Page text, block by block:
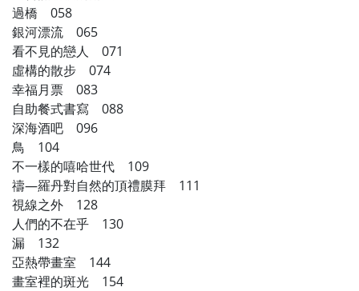
過橋 058
銀河漂流 065
看不見的戀人 071
虛構的散步 074
幸福月票 083
自助餐式書寫 088
深海酒吧 096
鳥 104
不一樣的嘻哈世代 109
禱―羅丹對自然的頂禮膜拜 111
視線之外 128
人們的不在乎 130
漏 132
亞熱帶畫室 144
畫室裡的斑光 154